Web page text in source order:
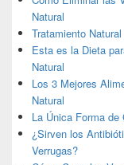
Natural
Tratamiento
Esta es la Dieta
Natural
Los 3 Mejores
Natural
La Única Forma de
¿Sirven los
Verrugas?